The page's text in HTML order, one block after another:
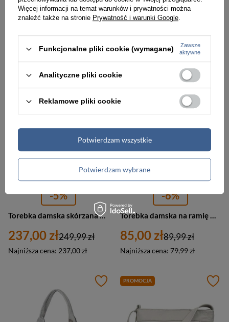
Torebka damska skórzana worek zamsz Vera Pelle U35 szary
169,99 zł 228,00 zł
Najniższa cena:228,00 zł
239,99 zł
-5%
Torebka damska skórzana miejska na ramię Beltimore G81 A4 szara
237,00 zł
Najniższa cena: 237,00 zł
249,99 zł
-6%
Torebka damska na ramię materiałowa szara shopperka A4 - Bellugio J38
85,00 zł
Najniższa cena: 79,99 zł
89,99 zł
PROMOCJA
Więcej informacji na temat warunków i prywatności można
znaleźć także na stronie Prywatność i warunki Google.
Funkcjonalne pliki cookie (wymagane)
Zawsze
aktywne
Analityczne pliki cookie
Reklamowe pliki cookie
Potwierdzam wybrane
Potwierdzam wszystkie